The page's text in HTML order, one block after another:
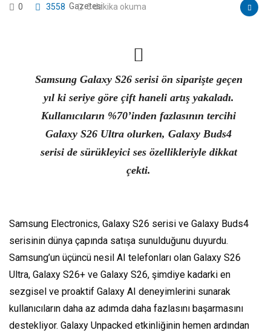
0 3558 6 dakika okuma
Samsung Galaxy S26 serisi ön siparişte geçen
yıl ki seriye göre çift haneli artış yakaladı.
Kullanıcıların %70’inden fazlasının tercihi
Galaxy S26 Ultra olurken, Galaxy Buds4
serisi de sürükleyici ses özellikleriyle dikkat
çekti.
Samsung Electronics, Galaxy S26 serisi ve Galaxy Buds4
serisinin dünya çapında satışa sunulduğunu duyurdu.
Samsung’un üçüncü nesil AI telefonları olan Galaxy S26
Ultra, Galaxy S26+ ve Galaxy S26, şimdiye kadarki en
sezgisel ve proaktif Galaxy AI deneyimlerini sunarak
kullanıcıların daha az adımda daha fazlasını başarmasını
destekliyor. Galaxy Unpacked etkinliğinin hemen ardından